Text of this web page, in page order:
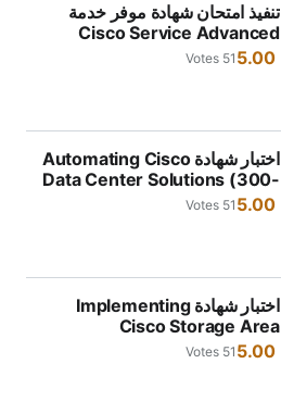
تنفيذ امتحان شهادة موفر خدمة
Cisco Service Advanced
Solutions (300-510)
5.00
51 Votes
اختبار شهادة Automating Cisco
Data Center Solutions (300-
635 DCAUTO)
5.00
51 Votes
اختبار شهادة Implementing
Cisco Storage Area
Networking (300-625
5.00
51 Votes